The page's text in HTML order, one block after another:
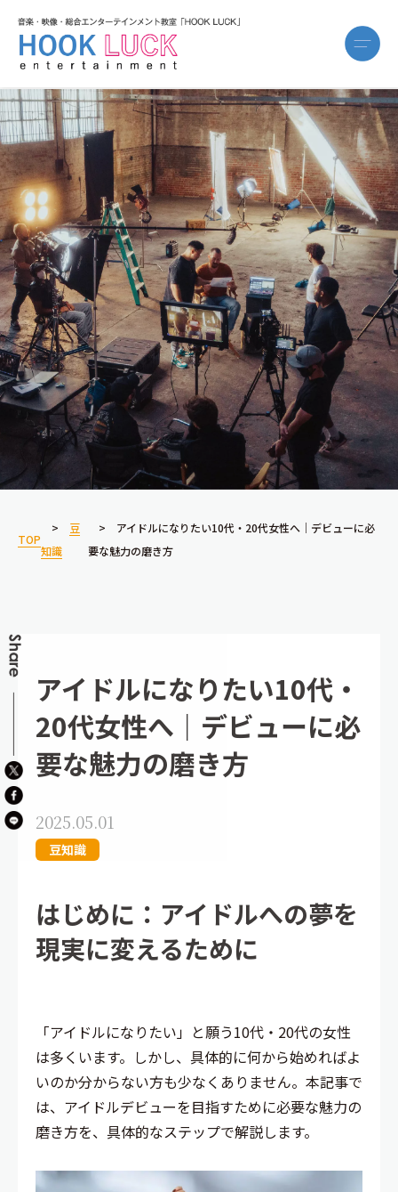
TOP
豆
知識
アイドルになりたい10代・20代女性へ｜デビューに必
要な魅力の磨き方
アイドルになりたい10代・
20代女性へ｜デビューに必
要な魅力の磨き方
2025.05.01
豆知識
はじめに：アイドルへの夢を
現実に変えるために
「アイドルになりたい」と願う10代・20代の女性
は多くいます。しかし、具体的に何から始めればよ
いのか分からない方も少なくありません。本記事で
は、アイドルデビューを目指すために必要な魅力の
磨き方を、具体的なステップで解説します。